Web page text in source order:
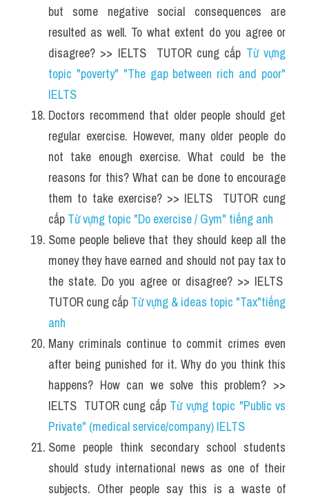
but some negative social consequences are
resulted as well. To what extent do you agree or
disagree? >> IELTS  TUTOR cung cấp Từ vựng
topic "poverty" "The gap between rich and poor"
IELTS
Doctors recommend that older people should get
regular exercise. However, many older people do
not take enough exercise. What could be the
reasons for this? What can be done to encourage
them to take exercise? >> IELTS  TUTOR cung
cấp Từ vựng topic "Do exercise / Gym" tiếng anh
Some people believe that they should keep all the
money they have earned and should not pay tax to
the state. Do you agree or disagree? >> IELTS
TUTOR cung cấp Từ vựng & ideas topic "Tax"tiếng
anh
Many criminals continue to commit crimes even
after being punished for it. Why do you think this
happens? How can we solve this problem? >>
IELTS  TUTOR cung cấp Từ vựng topic "Public vs
Private" (medical service/company) IELTS
Some people think secondary school students
should study international news as one of their
subjects. Other people say this is a waste of